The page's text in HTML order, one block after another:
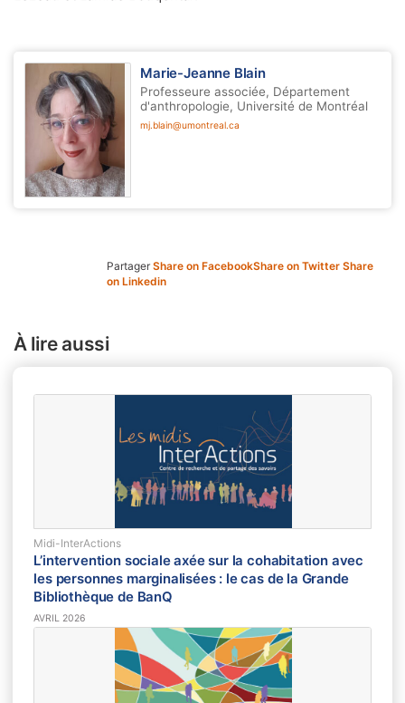
Marie-Jeanne Blain
Professeure associée, Département
d'anthropologie, Université de Montréal
mj.blain@umontreal.ca
Partager Share on FacebookShare on Twitter Share
on Linkedin
À lire aussi
Midi-InterActions
L’intervention sociale axée sur la cohabitation avec
les personnes marginalisées : le cas de la Grande
Bibliothèque de BanQ
AVRIL 2026